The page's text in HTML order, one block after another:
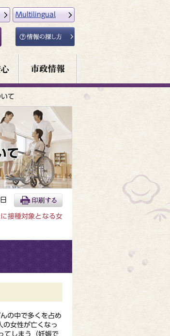
Multilingual
て
て
接種対象となる女
の中で多くを占め
女性が亡くなっ
てしまう（妊娠で